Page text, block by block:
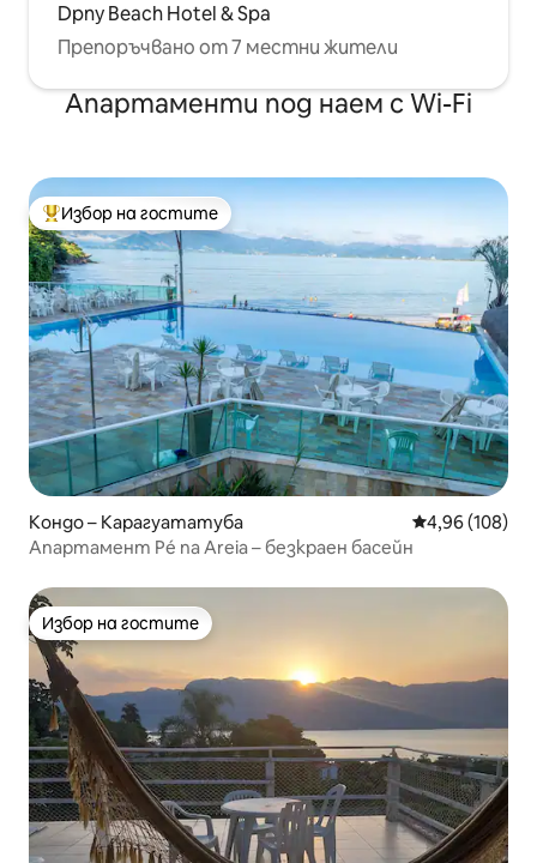
Dpny Beach Hotel & Spa
Препоръчвано от 7 местни жители
Апартаменти под наем с Wi-Fi
Най-популярен избор на гостите
Избор на гостите
Кондо – Карагуататуба Средна
4,96 (108)
Апартамент Pé na Areia – безкраен басейн
Избор на гостите
Избор на гостите